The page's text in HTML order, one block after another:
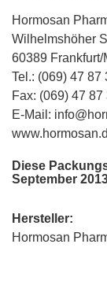
Hormosan
Wilhelmshöher
60389 Frankfurt/
Tel.: (069) 47 87
Fax: (069) 47 87
E-Mail:
Diese
September
Hersteller:
Hormosan